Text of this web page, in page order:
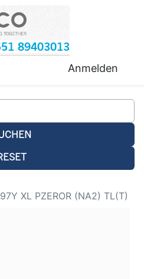
89403013
Anmelden
XL PZEROR (NA2) TL(T)